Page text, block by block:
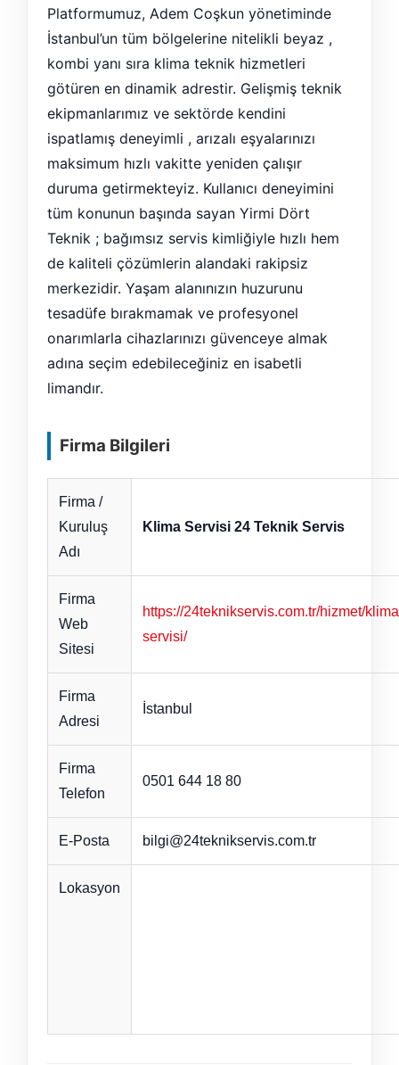
Platformumuz, Adem Coşkun yönetiminde
İstanbul’un tüm bölgelerine nitelikli beyaz ,
kombi yanı sıra klima teknik hizmetleri
götüren en dinamik adrestir. Gelişmiş teknik
ekipmanlarımız ve sektörde kendini
ispatlamış deneyimli , arızalı eşyalarınızı
maksimum hızlı vakitte yeniden çalışır
duruma getirmekteyiz. Kullanıcı deneyimini
tüm konunun başında sayan Yirmi Dört
Teknik ; bağımsız servis kimliğiyle hızlı hem
de kaliteli çözümlerin alandaki rakipsiz
merkezidir. Yaşam alanınızın huzurunu
tesadüfe bırakmamak ve profesyonel
onarımlarla cihazlarınızı güvenceye almak
adına seçim edebileceğiniz en isabetli
limandır.
Firma Bilgileri
Firma /
Kuruluş
Adı
Klima Servisi 24 Teknik Servis
Firma
Web
Sitesi
https://24teknikservis.com.tr/hizmet/
servisi/
Firma
Adresi
İstanbul
Firma
Telefon
0501 644 18 80
E-Posta bilgi@24teknikservis.com.tr
Lokasyon